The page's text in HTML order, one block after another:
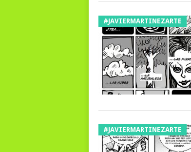
#JAVIERMARTINEZARTE
#JAVIERMARTINEZARTE